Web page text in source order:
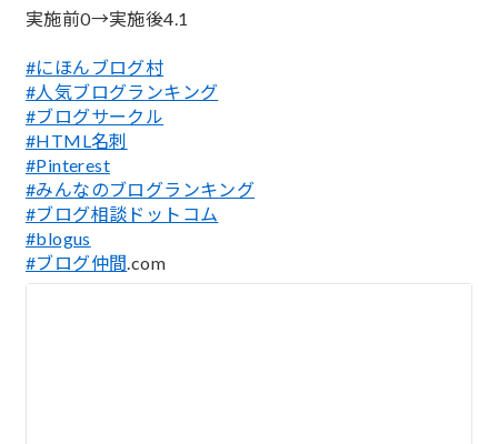
実施前0→実施後4.1
#にほんブログ村
#人気ブログランキング
#ブログサークル
#HTML名刺
#Pinterest
#みんなのブログランキング
#ブログ相談ドットコム
#blogus
#ブログ仲間.com